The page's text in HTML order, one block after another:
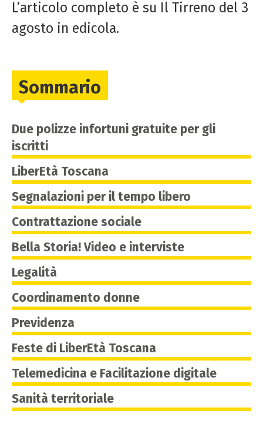
L’articolo completo è su Il Tirreno del 3
agosto in edicola.
Sommario
Due polizze infortuni gratuite per gli
iscritti
LiberEtà Toscana
Segnalazioni per il tempo libero
Contrattazione sociale
Bella Storia! Video e interviste
Legalità
Coordinamento donne
Previdenza
Feste di LiberEtà Toscana
Telemedicina e Facilitazione digitale
Sanità territoriale